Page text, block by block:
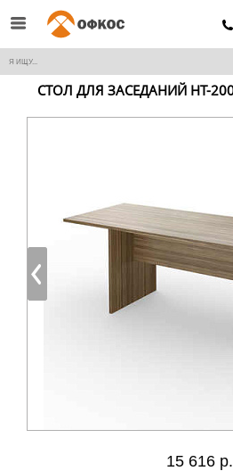
СТОЛ ДЛЯ ЗАСЕДАНИЙ НТ-
15616 р.